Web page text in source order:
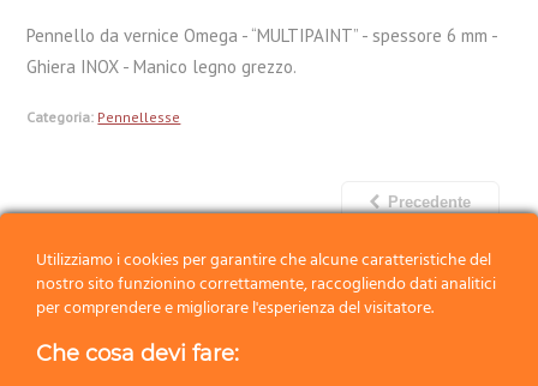
Pennello da vernice Omega - “MULTIPAINT” - spessore 6 mm -
Ghiera INOX - Manico legno grezzo.
Categoria: Pennellesse
Precedente
Utilizziamo i cookies per garantire che alcune caratteristiche del
nostro sito funzionino correttamente, raccogliendo dati analitici
per comprendere e migliorare l'esperienza del visitatore.
Che cosa devi fare: